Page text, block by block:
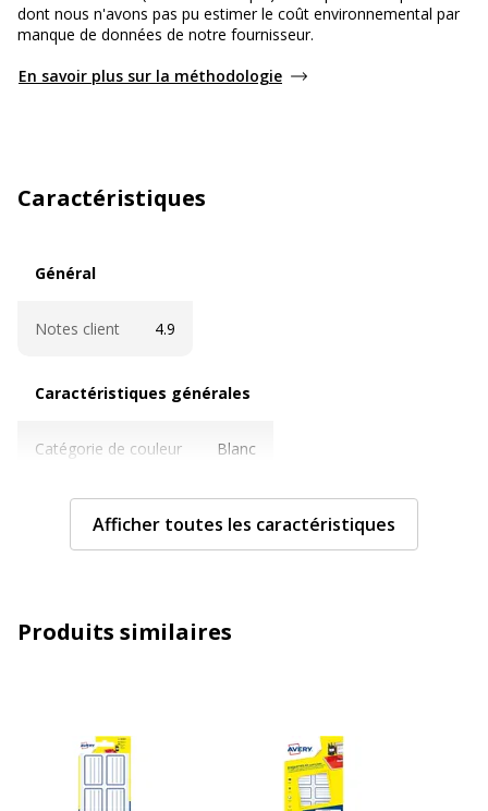
dont nous n'avons pas pu estimer le coût environnemental par
manque de données de notre fournisseur.
En savoir plus sur la méthodologie
Caractéristiques
Général
Notes client 4.9
Caractéristiques générales
Catégorie de couleur Blanc
Quantité incluse 24
Caractéristiques environnementales
Impact environnemental
Code barre maitre 5014702026256
Avery
Afficher toutes les caractéristiques
Produits similaires